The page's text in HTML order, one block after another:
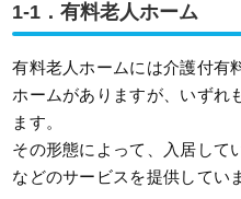
1-1．有料老人ホーム
有料老人ホームには介護付有
ホームがありますが、いずれ
ます。
その形態によって、入居して
などのサービスを提供してい